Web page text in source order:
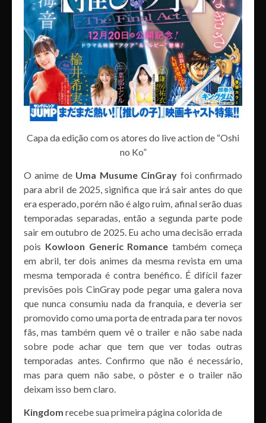
Capa da edição com os atores do live action de “Oshi
no Ko”
O anime de Uma Musume CinGray foi confirmado
para abril de 2025, significa que irá sair antes do que
era esperado, porém não é algo ruim, afinal serão duas
temporadas separadas, então a segunda parte pode
sair em outubro de 2025. Eu acho uma decisão errada
pois Kowloon Generic Romancetambém começa
em abril, ter dois animes da mesma revista em uma
mesma temporada é contra benéfico. É difícil fazer
previsões pois CinGray pode pegar uma galera nova
que nunca consumiu nada da franquia, e deveria ser
promovido como uma porta de entrada para ter novos
fãs, mas também quem vê o trailer e não sabe nada
sobre pode achar que tem que ver todas outras
temporadas antes. Confirmo que não é necessário,
mas para quem não sabe, o pôster e o trailer não
deixam isso bem claro.
Kingdom recebe sua primeira página colorida de